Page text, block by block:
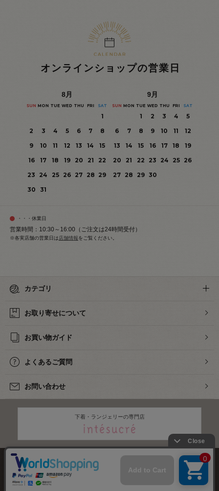
オンラインショップの営業日
8月
SUN MON TUE WED THU FRI SAT
1
2
3 4 5 6 7
8
9
10 11 12 13 14
15
16
17 18 19 20 21
22
23
24 25 26 27 28 29
30
31
9月
SUN MON TUE WED THU FRI SAT
1 2 3 4
5
6
7 8 9 10 11
12
13
14 15 16 17 18
19
20
21 22 23 24 25
26
27 28 29 30
・・・休業日
営業時間：10:30～16:00（ご注文は24時間受付）
※各実店舗の営業日は 店舗情報をご覧ください。
カテゴリ
お取り寄せについて
お買い物ガイド
よくあるご質問
お問い合わせ
下着・ランジェリーの専門店
株式会社オカダヤ
特定商取引法に基づく表記 プライバシーポリシー サイトマップ